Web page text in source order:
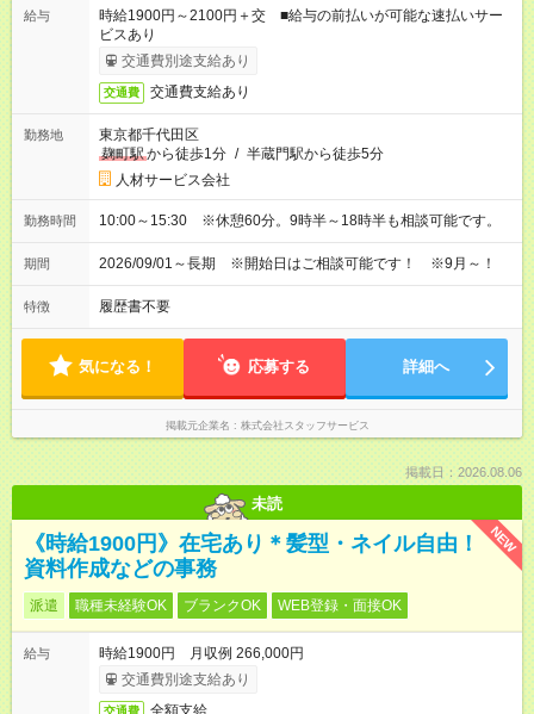
給与
時給1900円～2100円＋交 ■給与の前払いが可能な速払いサー
ビスあり
交通費別途支給あり
交通費 交通費支給あり
勤務地
東京都千代田区
麹町駅から徒歩1分 / 半蔵門駅から徒歩5分
人材サービス会社
勤務時間 10:00～15:30 ※休憩60分。9時半～18時半も相談可能です。
期間 2026/09/01～長期 ※開始日はご相談可能です！ ※9月～！
特徴 履歴書不要
気になる！ 応募する 詳細へ
掲載元企業名 株式会社スタッフサービス
掲載日：2026.08.06
未読
NEW
《時給1900円》在宅あり＊髪型・ネイル自由！
資料作成などの事務
派遣 職種未経験OK ブランクOK WEB登録・面接OK
給与
時給1900円 月収例 266,000円
交通費別途支給あり
交通費 全額支給